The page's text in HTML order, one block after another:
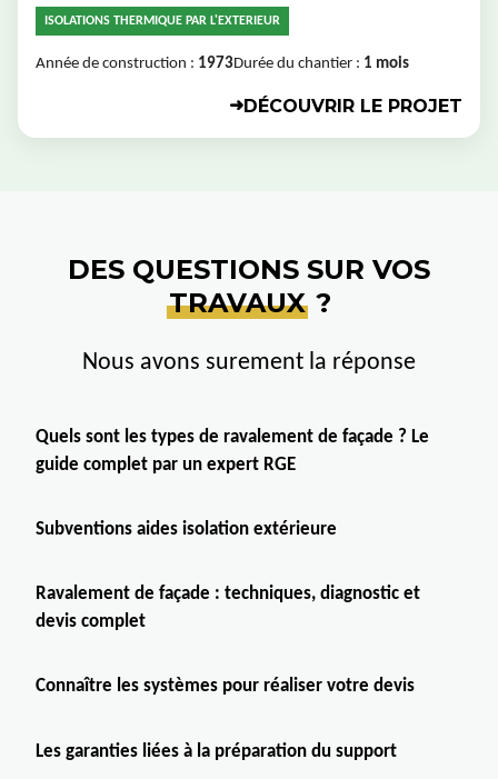
ISOLATIONS THERMIQUE PAR L'EXTERIEUR
Année de construction : 1973Durée du chantier : 1 mois
➜DÉCOUVRIR LE PROJET
DES QUESTIONS SUR VOS
TRAVAUX?
Nous avons surement la réponse
Quels sont les types de ravalement de façade ? Le
guide complet par un expert RGE
Subventions aides isolation extérieure
Ravalement de façade : techniques, diagnostic et
devis complet
Connaître les systèmes pour réaliser votre devis
Les garanties liées à la préparation du support